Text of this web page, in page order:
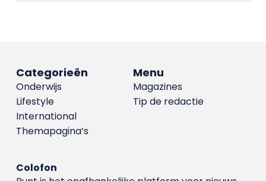
Menu
Magazines
Tip de redactie
Categorieën
Onderwijs
Lifestyle
International
Themapagina’s
Colofon